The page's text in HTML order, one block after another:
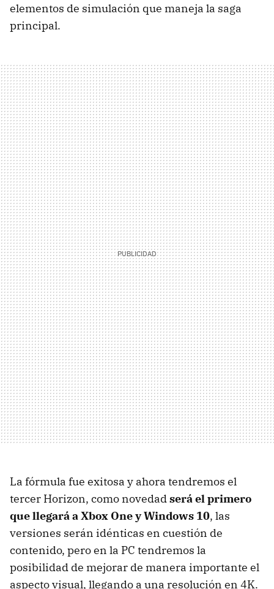
elementos de simulación que maneja la saga
principal.
La fórmula fue exitosa y ahora tendremos el
tercer Horizon, como novedadserá el primero
que llegará a Xbox One y Windows 10, las
versiones serán idénticas en cuestión de
contenido, pero en la PC tendremos la
posibilidad de mejorar de manera importante el
aspecto visual, llegando a una resolución en 4K.